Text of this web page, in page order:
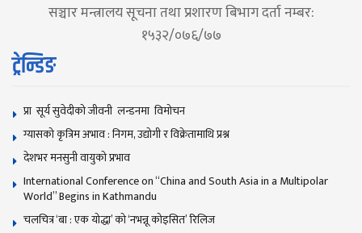
सञ्चार मन्त्रालय सूचना तथा प्रशारण बिभाग दर्ता नम्बर:
१५३२/०७६/७७
ट्रेन्डिङ
प्रा सूर्य सुवेदीको जीवनी लन्डनमा विमोचन
ग्यासको कृत्रिम अभाव : निगम, उद्योगी र विक्रेतामाथि प्रश्न
देशभर मनसुनी वायुको प्रभाव
International Conference on “China and South Asia in a Multipolar
World” Begins in Kathmandu
चलचित्र ‘बा : एक योद्धा’ को ‘नभन्नू कोइसित’ रिलिज